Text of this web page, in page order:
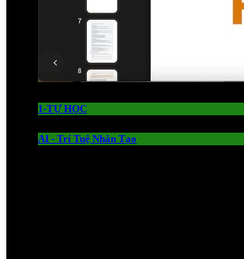
1-TỰ HỌC
AI - Trí Tuệ Nhân Tạo